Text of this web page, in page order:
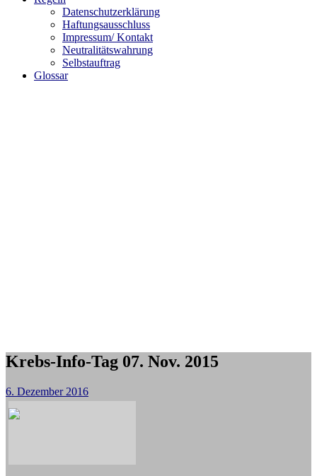
Datenschutzerklärung
Haftungsausschluss
Impressum/ Kontakt
Neutralitätswahrung
Selbstauftrag
Glossar
Krebs-Info-Tag 07. Nov. 2015
6. Dezember 2016